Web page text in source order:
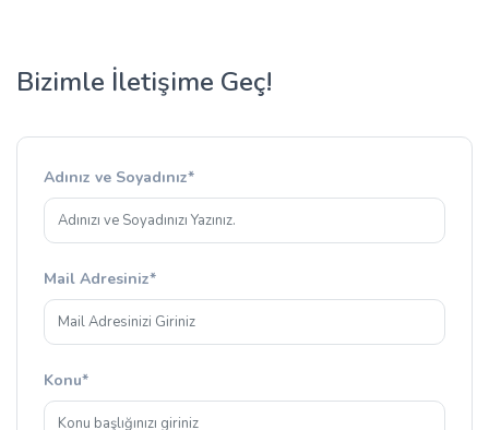
Bizimle İletişime Geç!
Adınız ve Soyadınız*
Mail Adresiniz*
Konu*